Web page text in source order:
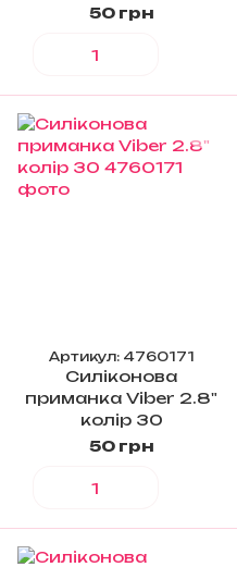
50 грн
Артикул: 4760171
Силіконова
приманка Viber 2.8"
колір 30
50 грн